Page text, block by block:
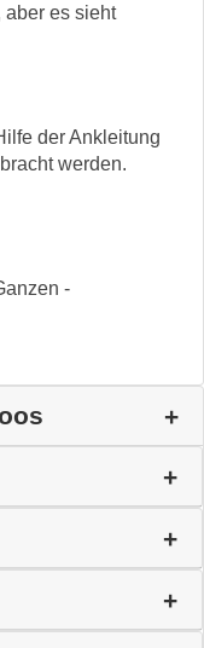
aber es sieht
der Ankleitung
werden.
-